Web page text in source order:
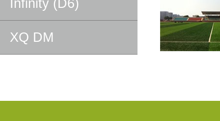
Infinity (D6)
XQ DM